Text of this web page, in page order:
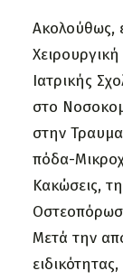
Ακολούθως,
Ιατρικής
στο
στην
πόδα-
Κακώσεις,
Μετά την